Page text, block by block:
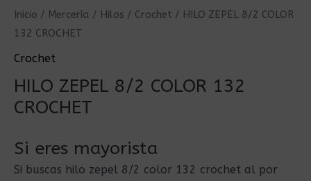
Inicio / Mercería / Hilos / Crochet / HILO ZEPEL 8/2 COLOR
132 CROCHET
Crochet
HILO ZEPEL 8/2 COLOR 132
CROCHET
Si eres mayorista
Si buscas hilo zepel 8/2 color 132 crochet al por